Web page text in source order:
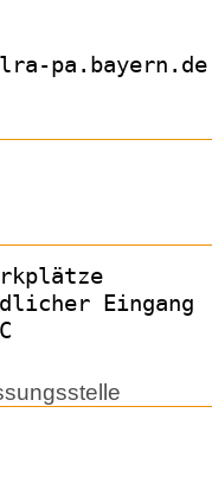
pa.bayern.de
Eingang